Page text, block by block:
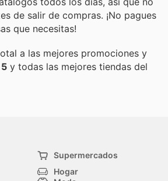
de salir de compras. ¡No pagues
que necesitas!
a las mejores promociones y
y todas las mejores tiendas del
Supermercados
Hogar